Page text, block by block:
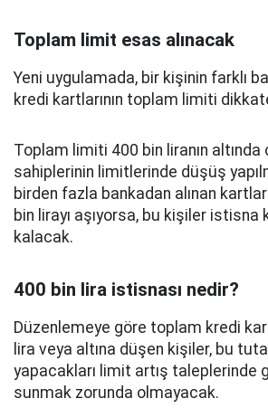
Toplam limit esas alınacak
Yeni uygulamada, bir kişinin farklı
kredi kartlarının toplam limiti
Toplam limiti 400 bin liranın altında
sahiplerinin limitlerinde düşüş
birden fazla bankadan alınan
bin lirayı aşıyorsa, bu kişiler istisna
kalacak.
400 bin lira istisnası nedir?
Düzenlemeye göre toplam kredi
lira veya altına düşen kişiler, bu
yapacakları limit artış taleplerinde
sunmak zorunda olmayacak.